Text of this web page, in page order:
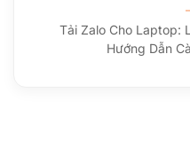
Tải Zalo Cho Laptop:
Hướng Dẫn